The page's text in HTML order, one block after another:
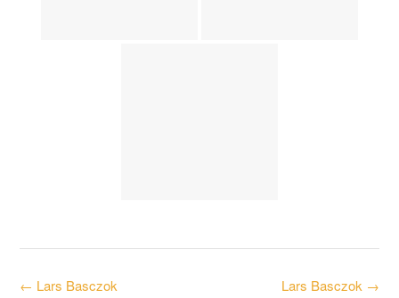
Post Lars Basczok →
← Lars Basczok